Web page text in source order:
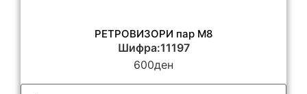
РЕТРОВИЗОРИ пар M8
Шифра:11197
600ден